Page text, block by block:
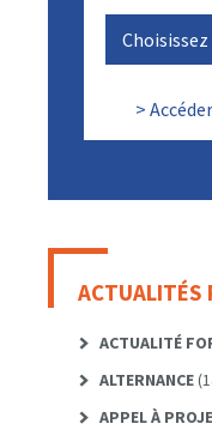
>
ACTUALITÉS
ACTUALITÉ
ALTERNANCE
APPEL À